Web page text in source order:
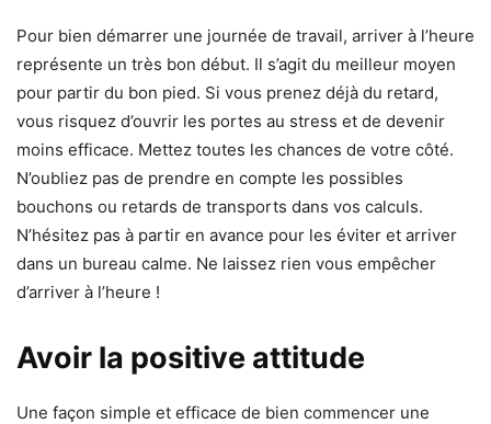
Pour bien démarrer une journée de travail, arriver à l’heure
représente un très bon début. Il s’agit du meilleur moyen
pour partir du bon pied. Si vous prenez déjà du retard,
vous risquez d’ouvrir les portes au stress et de devenir
moins efficace. Mettez toutes les chances de votre côté.
N’oubliez pas de prendre en compte les possibles
bouchons ou retards de transports dans vos calculs.
N’hésitez pas à partir en avance pour les éviter et arriver
dans un bureau calme. Ne laissez rien vous empêcher
d’arriver à l’heure !
Avoir la positive attitude
Une façon simple et efficace de bien commencer une